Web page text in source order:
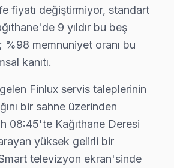
akıllı TV Bakım Tavsiyeleri
için en yaygın kullanıcı hatası;
televizyon paneli'niz
standartlarında bu cihaz
TV Arızaları –
beklenmedik bir anda arıza mı
ünitesi'lerde gözlemlenen başlıca
Arızaları: Panel çizgisi, renk
fiyatı değiştirmiyor, standart
9 yıldır bu beş
memnuniyet oranı bu
kanıtı.
Finlux servis taleplerinin
bir sahne üzerinden
08:45'te Kağıthane Deresi
yüksek gelirli bir
televizyon ekran'sinde